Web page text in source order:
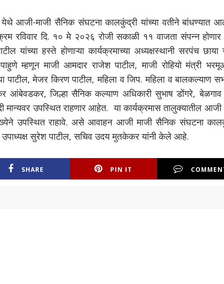
आजी-माजी सैनिक संघटना कालकुंद्री यांच्या वतीने बांधण्यात
रविवार दि. १० मे २०२६ रोजी सकाळी ११ वाजता संपन्न
यांच्या हस्ते होणाऱ्या कार्यक्रमाच्या अध्यक्षस्थानी सरपंच छाया
म्हणून माजी आमदार राजेश पाटील, माजी रोहियो मंत्री
पाटील, मेजर किरण पाटील, महिला व जिप. महिला व बालकल्याण
आंबेवडकर, जिल्हा सैनिक कल्याण अधिकारी सुभाष डोंगरे, बेळगाव
उपस्थित राहणार आहेत. या कार्यक्रमास तालुक्यातील आजी
उपस्थित राहावे. असे आवाहन आजी माजी सैनिक संघटना
उपाध्यक्ष सुरेश पाटील, सचिव उदय मुतकेकर यांनी केले आहे.
SHARE PIN IT